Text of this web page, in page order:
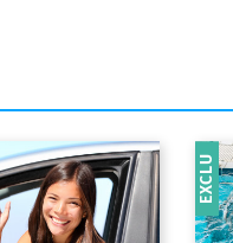
EXCLU